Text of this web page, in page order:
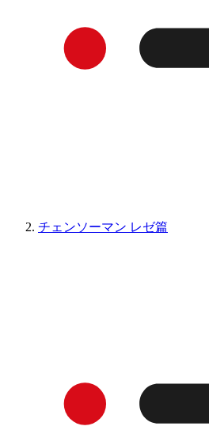
チェンソーマン レゼ篇